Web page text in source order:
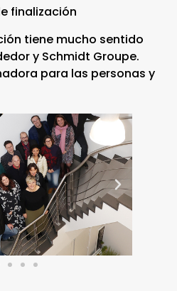
finalización
tiene mucho sentido
y Schmidt Groupe.
para las personas y